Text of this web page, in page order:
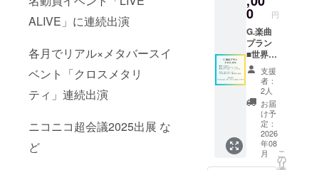
ALIVE」に連続出演
各月でリアル×メタバースイ
ベント「クロスメタリ
ティ」連続出演
ニコニコ超会議2025出展 な
ど
エンタ
ス秋葉
原のフ
ロアに
ブース
出展 (お
客様入
場ス
ペー
ス、物
販エリ
アに面
する場
所に
を書き
下ろし
ます！
※zoom
にて30
分～60
分間打
ち合わ
せ ■音
源を
データ
送付さ
せてい
ただき
0 円
G.楽曲
プラン
■世界に
一曲だ
け！あ
なたへ
の楽曲
を書き
下ろし
ます！
※zoom
にて30
支援
者：
2人
お届
け予
定：
2026
年08
月
こ
の
リ